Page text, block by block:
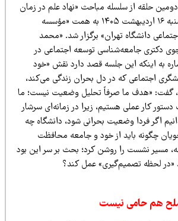
از سلسله مباحث «نهاد علم در زمان
بحران» بود؛ روز چهارشنبه ۱۶ اردیبهشت ۱۴۰۵ به همت «مؤسسه
دانشگاه تهران» برگزار شد. «محمد
جامعه‌شناسی توسعه اجتماعی در
اینکه این جلسه قصد دارد نقش «خود
که در دل بحران زندگی می‌کند،
«هدف ما صرفاً تحلیل وضعیت نیست؛ ما
عملی هستیم، زیرا در زمانه‌ای سرشار
فردا وضعیت بحرانی شود، دانشگاه چه
باید از خود و جامعه محافظت
نشست را روشن کرد؛ بحث بر سر این بود
لحظه تصمیم‌گیری» عمل کند؟
حامی نیست